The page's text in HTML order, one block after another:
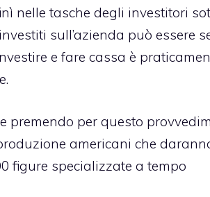
nelle tasche degli investitori
sull’azienda può essere
e fare cassa è
premendo per questo
americani che
figure specializzate a tempo